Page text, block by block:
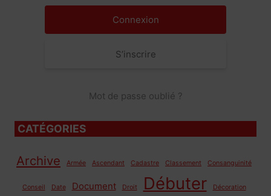
S’inscrire
Mot de passe oublié ?
CATÉGORIES
Archive Armée Ascendant Cadastre Classement Consanguinité
Conseil Date Document Droit Débuter Décoration